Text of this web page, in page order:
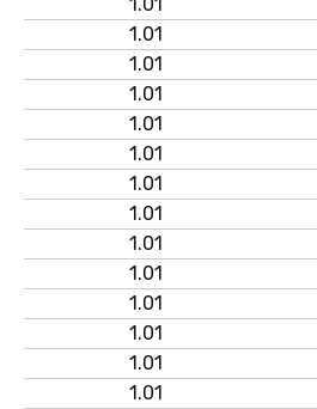
1.01
1.01
1.01
1.01
1.01
1.01
1.01
1.01
1.01
1.01
1.01
1.01
1.01